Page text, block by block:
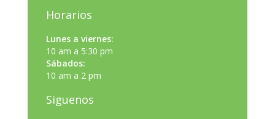
Horarios
Lunes a viernes:
10 am a 5:30 pm
Sábados:
10 am a 2 pm
Siguenos